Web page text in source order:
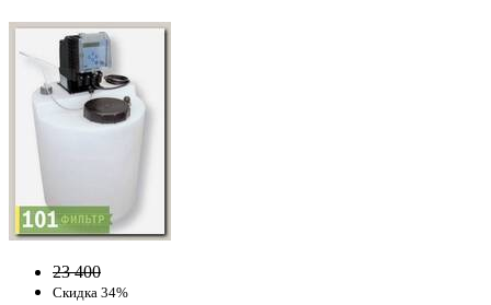
23 400
Скидка 34%